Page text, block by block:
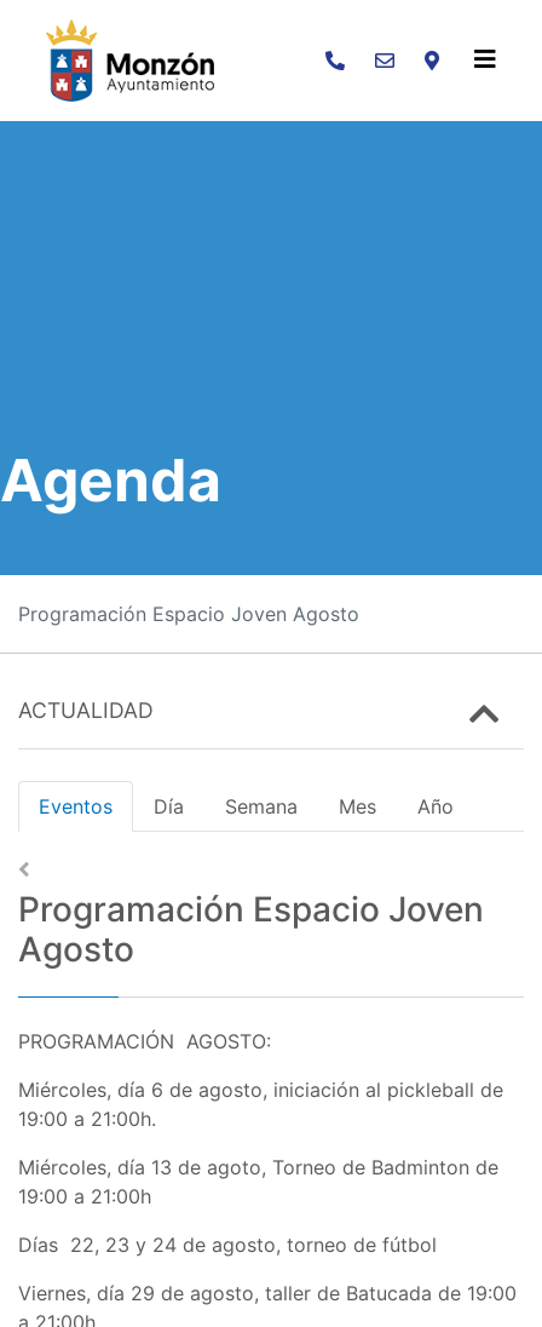
Buscar
Agenda
Programación Espacio Joven Agosto
ACTUALIDAD
Eventos Día Semana Mes Año
Programación Espacio Joven
Agosto
PROGRAMACIÓN AGOSTO:
Miércoles, día 6 de agosto, iniciación al pickleball de
19:00 a 21:00h.
Miércoles, día 13 de agoto, Torneo de Badminton de
19:00 a 21:00h
Días 22, 23 y 24 de agosto, torneo de fútbol
Viernes, día 29 de agosto, taller de Batucada de 19:00
a 21:00h.